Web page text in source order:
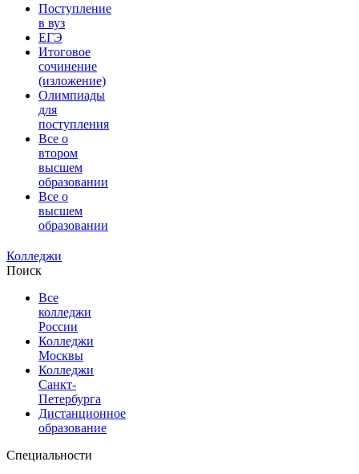
Поступление
в вуз
ЕГЭ
Итоговое
сочинение
(изложение)
Олимпиады
для
поступления
Все о
втором
высшем
образовании
Все о
высшем
образовании
Колледжи
Поиск
Все
колледжи
России
Колледжи
Москвы
Колледжи
Санкт-
Петербурга
Дистанционное
образование
Специальности